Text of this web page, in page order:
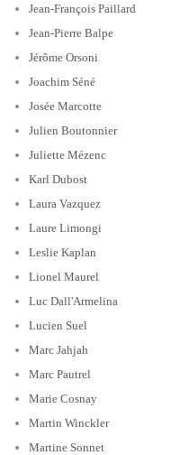
Jean-François Paillard
Jean-Pierre Balpe
Jérôme Orsoni
Joachim Séné
Josée Marcotte
Julien Boutonnier
Juliette Mézenc
Karl Dubost
Laura Vazquez
Laure Limongi
Leslie Kaplan
Lionel Maurel
Luc Dall'Armelina
Lucien Suel
Marc Jahjah
Marc Pautrel
Marie Cosnay
Martin Winckler
Martine Sonnet